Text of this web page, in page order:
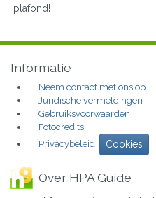
plafond!
Informatie
Neem contact met ons op
Juridische vermeldingen
Gebruiksvoorwaarden
Fotocredits
Privacybeleid
Cookies
Over HPA Guide